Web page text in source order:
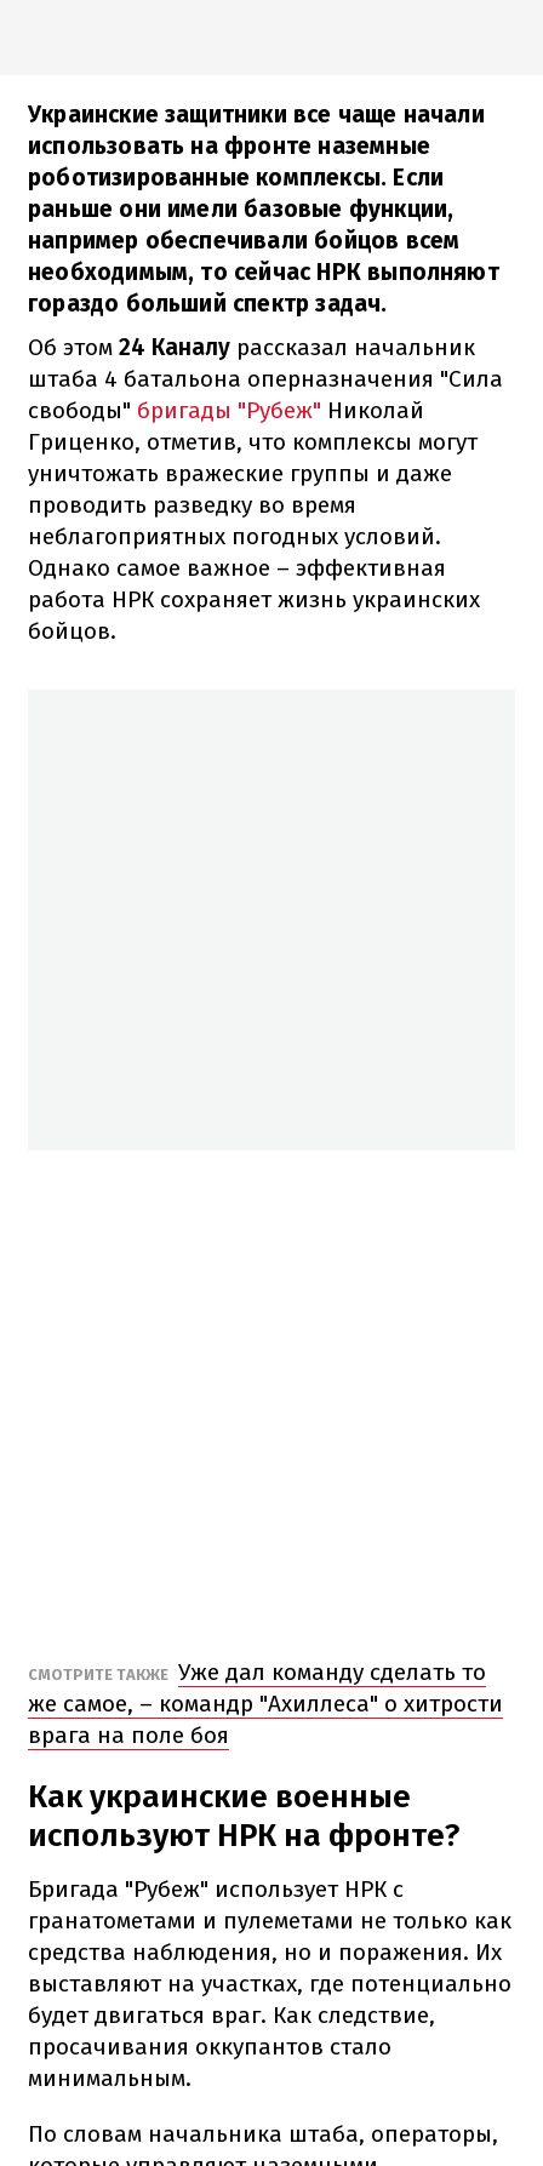
Украинские защитники все чаще начали
использовать на фронте наземные
роботизированные комплексы. Если
раньше они имели базовые функции,
например обеспечивали бойцов всем
необходимым, то сейчас НРК выполняют
гораздо больший спектр задач.
Об этом 24 Каналу рассказал начальник
штаба 4 батальона оперназначения "Сила
свободы" бригады "Рубеж" Николай
Гриценко, отметив, что комплексы могут
уничтожать вражеские группы и даже
проводить разведку во время
неблагоприятных погодных условий.
Однако самое важное – эффективная
работа НРК сохраняет жизнь украинских
бойцов.
СМОТРИТЕ ТАКЖЕ Уже дал команду сделать то
же самое, – командр "Ахиллеса" о хитрости
врага на поле боя
Как украинские военные
используют НРК на фронте?
Бригада "Рубеж" использует НРК с
гранатометами и пулеметами не только как
средства наблюдения, но и поражения. Их
выставляют на участках, где потенциально
будет двигаться враг. Как следствие,
просачивания оккупантов стало
минимальным.
По словам начальника штаба, операторы,